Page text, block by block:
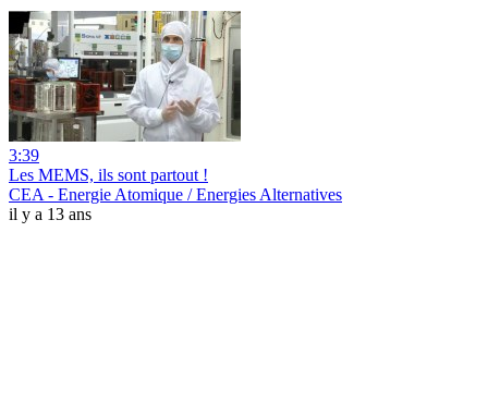
3:39
Les MEMS, ils sont partout !
CEA - Energie Atomique / Energies Alternatives
il y a 13 ans